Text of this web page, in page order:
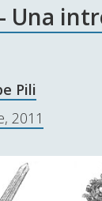
Una
Pili
2011